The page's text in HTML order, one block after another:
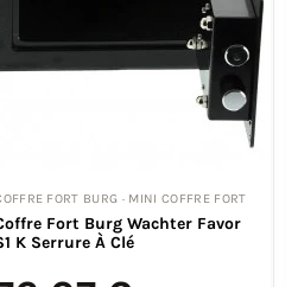
COFFRE FORT BURG · COFFRE FORT
MAISON
Coffre Fort Burg Wachter Favor